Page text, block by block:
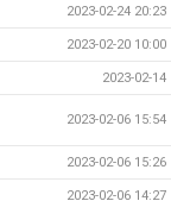
2023-02-24 20:23
2023-02-20 10:00
2023-02-14
2023-02-06 15:54
2023-02-06 15:26
2023-02-06 14:27